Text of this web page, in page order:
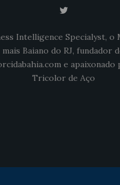
Goleiro Douglas
fica em observação
sofrer um corte no
Intelligence Specialyst, o
mais Baiano do RJ, fundador
e apaixonado
Tricolor de Aço